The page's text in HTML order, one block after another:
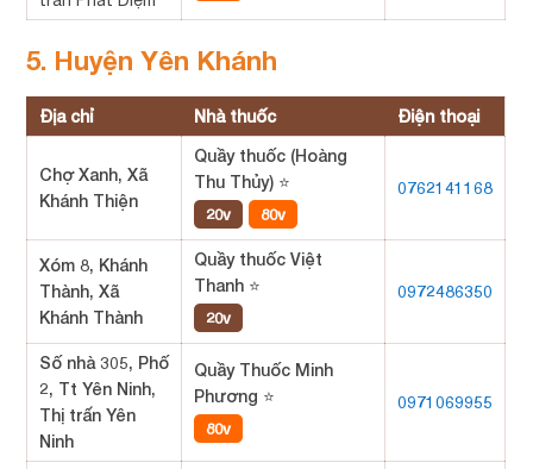
5. Huyện Yên Khánh
Địa chỉ Nhà thuốc Điện thoại
Chợ Xanh, Xã
Khánh Thiện
Quầy thuốc (Hoàng
Thu Thủy) ⭐
20v 80v
0762141168
Xóm 8, Khánh
Thành, Xã
Khánh Thành
Quầy thuốc Việt
Thanh ⭐
20v
0972486350
Số nhà 305, Phố
2, Tt Yên Ninh,
Thị trấn Yên
Ninh
Quầy Thuốc Minh
Phương ⭐
80v
0971069955